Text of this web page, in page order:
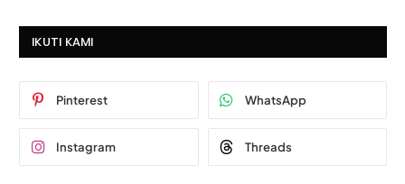
IKUTI KAMI
Pinterest WhatsApp
Instagram Threads